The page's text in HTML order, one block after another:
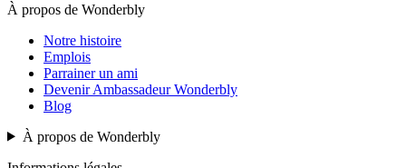
À propos de Wonderbly
Notre histoire
Emplois
Parrainer un ami
Devenir Ambassadeur Wonderbly
Blog
À propos de Wonderbly